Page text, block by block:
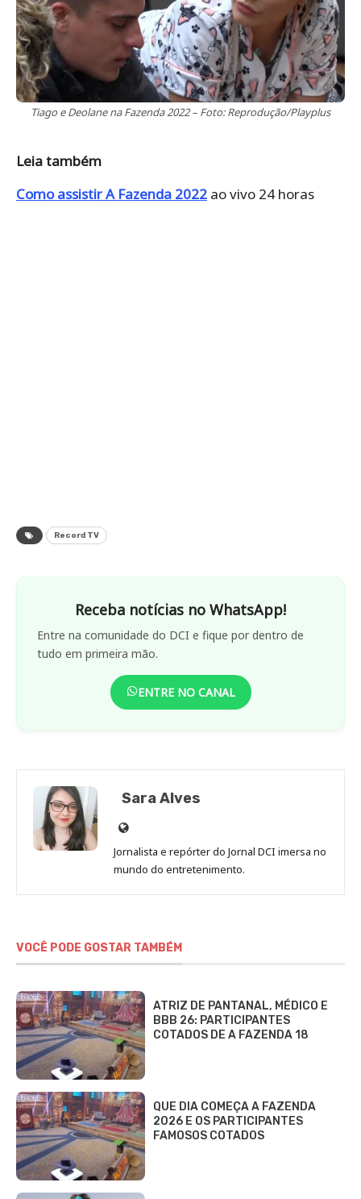
Tiago e Deolane na Fazenda 2022 – Foto: Reprodução/Playplus
Leia também
Como assistir A Fazenda 2022 ao vivo 24 horas
Record TV
Receba notícias no WhatsApp!
Entre na comunidade do DCI e fique por dentro de
tudo em primeira mão.
ENTRE NO CANAL
Sara Alves
Site
de
Sara
Jornalista e repórter do Jornal DCI imersa no
mundo do entretenimento.
VOCÊ PODE GOSTAR TAMBÉM
ATRIZ DE PANTANAL, MÉDICO E
BBB 26: PARTICIPANTES
COTADOS DE A FAZENDA 18
QUE DIA COMEÇA A FAZENDA
2026 E OS PARTICIPANTES
FAMOSOS COTADOS